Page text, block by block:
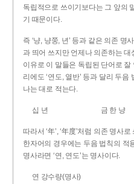
독립적으로 쓰이기보다는 그 앞의
기 때문이다.
즉 ‘냥, 냥쭝, 년’ 등과 같은 의존
과 띄어 쓰지만 언제나 의존하는
이유로 이 말들은 독립된 단어로
리에도 ‘연도, 열반’ 등과 달리 두
나는 대로 적는다.
십 년 금 한 냥
따라서 ‘年’, ‘年度’처럼 의존 명사
한자어의 경우에는 두음 법칙의 적
명사라면 ‘연, 연도’는 명사이다.
연 강수량(명사)